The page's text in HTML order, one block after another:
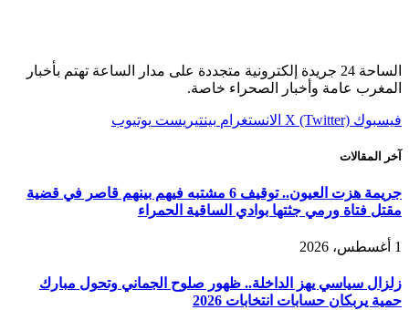
الساحة 24 جريدة إلكترونية متجددة على مدار الساعة تهتم بأخبار
المغرب عامة وأخبار الصحراء خاصة.
فيسبوك X (Twitter) الانستغرام بينتيريست يوتيوب
آخر المقالات
جريمة هزت العيون.. توقيف 6 مشتبه فيهم بينهم قاصر في قضية
مقتل فتاة ورمي جثتها بوادي الساقية الحمراء
1 أغسطس، 2026
زلزال سياسي يهز الداخلة.. ظهور صلوح الجماني وتحول مبارك
حمية يربكان حسابات انتخابات 2026